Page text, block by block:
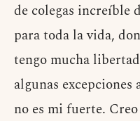
de colegas increíble
para toda la vida,
tengo mucha
algunas
no es mi fuerte.